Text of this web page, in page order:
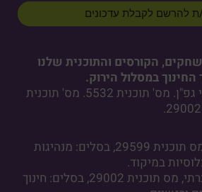
הקורסים והתוכנית שלנו
במסלול הירוק.
ניתן להזמין מתקציבי גפ"ן. מס' תוכנית 5532. מס' תוכנית
פדגוגיה בהקשב"ה, מס תוכנית 29599, בסלים: מנהיגות
במיקוד.
הפנינג חדר כושר חברתי, מס תוכנית 29002, בסלים: חינוך
ת להרשם לקבלת עדכונים